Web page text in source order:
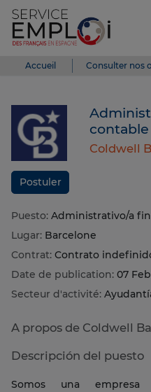
Accueil Consulter nos
contable
Coldwell
Postuler
Puesto: Administrativo/a
Lugar: Barcelone
Contrat: Contrato
Date de publication: 07
Secteur d'activité:
A propos de Coldwell
Descripción del puesto
Somos una empresa